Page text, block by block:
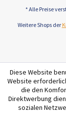
* Alle Preise
Weitere Shops der
Diese Website
Website
die den
Direktwerbung
sozialen